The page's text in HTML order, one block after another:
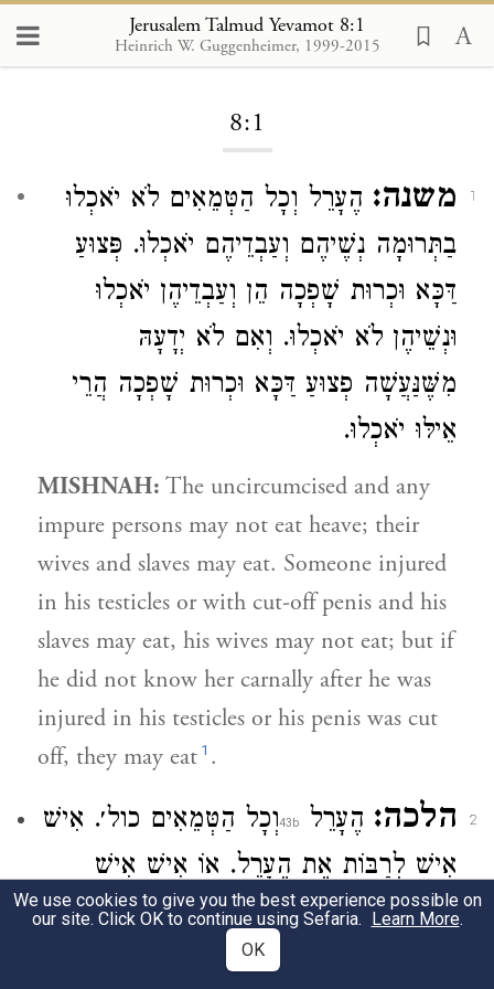
Jerusalem Talmud Yevamot 8:1
Heinrich W. Guggenheimer, 1999-2015
Loading...
8:1
1 משנה: הֶעָרֵל וְכָל הַטְּמֵאִים לֹא יֹאכְלוּ
בַתְּרוּמָה נְשֶׁיהֶם וְעַבְדֵיהֶם יֹאכְלוּ. פְּצוּעַ
דַּכָּא וּכְרוּת שָׁפְכָה הֵן וְעַבְדֵיהֶן יֹאכְלוּ
וּנְשֵׁיהֶן לֹא יֹאכְלוּ. וְאִם לֹא יְדָעָהּ
מִשֶּׁנַּעֲשָׁה פְצוּעַ דַּכָּא וּכְרוּת שָׁפְכָה הֲרֵי
אֵילּוּ יֹאכְלוּ.
MISHNAH: The uncircumcised and any
impure persons may not eat heave; their
wives and slaves may eat. Someone injured
in his testicles or with cut-off penis and his
slaves may eat, his wives may not eat; but if
he did not know her carnally after he was
injured in his testicles or his penis was cut
off, they may eat 1 .
2 הלכה: הֶעָרֵל
וְכָל הַטְּמֵאִים כול׳. אִישׁ
אִישׁ לְרַבּוֹת אֶת הֶעָרֵל. אוֹ אִישׁ אִישׁ
לְרַבּוֹת אֶת הָאוֹנֵן. אָמַר רִבִּי יוֹסֵה בֶּן
חֲנִינָה. כְּתִיב כָּל זָר לֹא יֹאכַל קוֹדֶשׁ.
We use cookies to give you the best experience possible on
our site. Click OK to continue using Sefaria. Learn More.
OK